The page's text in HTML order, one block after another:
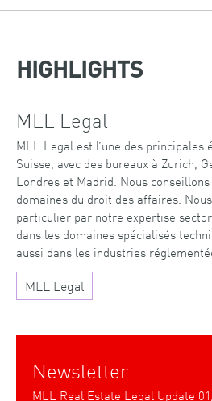
HIGHLIGHTS
MLL Legal
MLL Legal est l’une des principales
Suisse, avec des bureaux à Zurich,
Londres et Madrid. Nous
domaines du droit des affaires.
particulier par notre expertise
dans les domaines spécialisés
aussi dans les industries
MLL Legal
Newsletter
MLL Real Estate Legal Update